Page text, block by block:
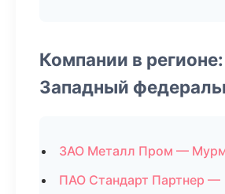
Компании в
Западный
ЗАО Металл Пром —
ПАО Стандарт Партнер —